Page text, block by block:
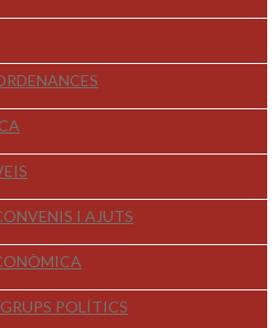
I AJUTS
POLÍTICS